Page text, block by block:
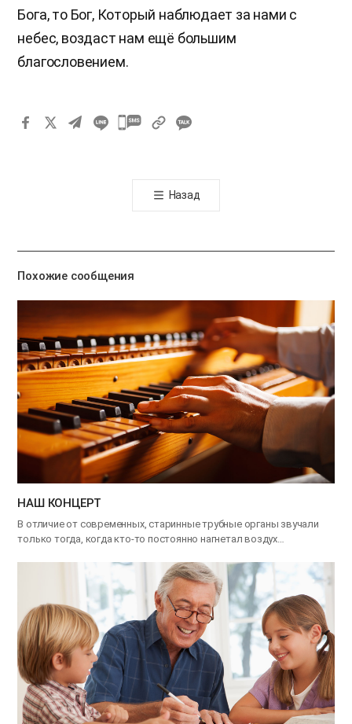
Бога, то Бог, Который наблюдает за нами с
небес, воздаст нам ещё большим
благословением.
카
톡
공
기
Назад
Похожие сообщения
НАШ КОНЦЕРТ
В отличие от современных, старинные трубные органы звучали
только тогда, когда кто-то постоянно нагнетал воздух…